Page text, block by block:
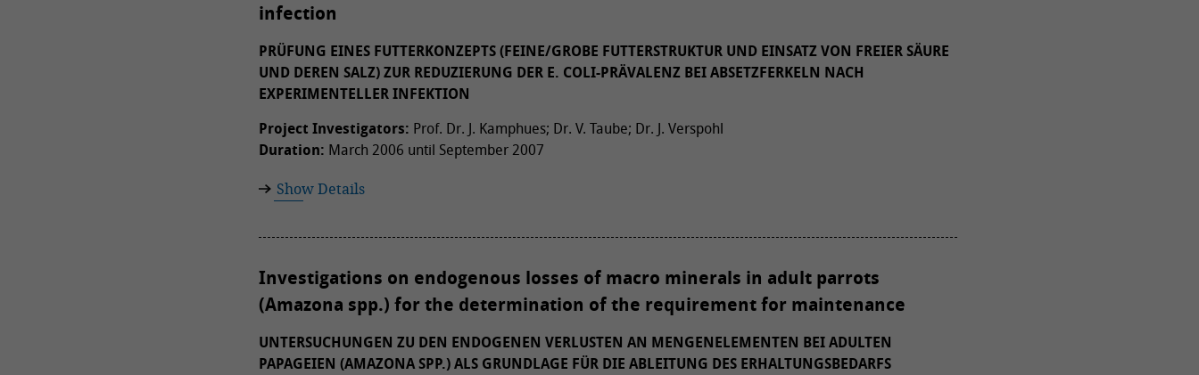
infection
PRÜFUNG EINES FUTTERKONZEPTS (FEINE/GROBE FUTTERSTRUKTUR UND EINSATZ VON FREIER SÄURE
UND DEREN SALZ) ZUR REDUZIERUNG DER E. COLI-PRÄVALENZ BEI ABSETZFERKELN NACH
EXPERIMENTELLER INFEKTION
Project Investigators: Prof. Dr. J. Kamphues; Dr. V. Taube; Dr. J. Verspohl
Duration: March 2006 until September 2007
Show Details
Investigations on endogenous losses of macro minerals in adult parrots
(Amazona spp.) for the determination of the requirement for maintenance
UNTERSUCHUNGEN ZU DEN ENDOGENEN VERLUSTEN AN MENGENELEMENTEN BEI ADULTEN
PAPAGEIEN (AMAZONA SPP.) ALS GRUNDLAGE FÜR DIE ABLEITUNG DES ERHALTUNGSBEDARFS